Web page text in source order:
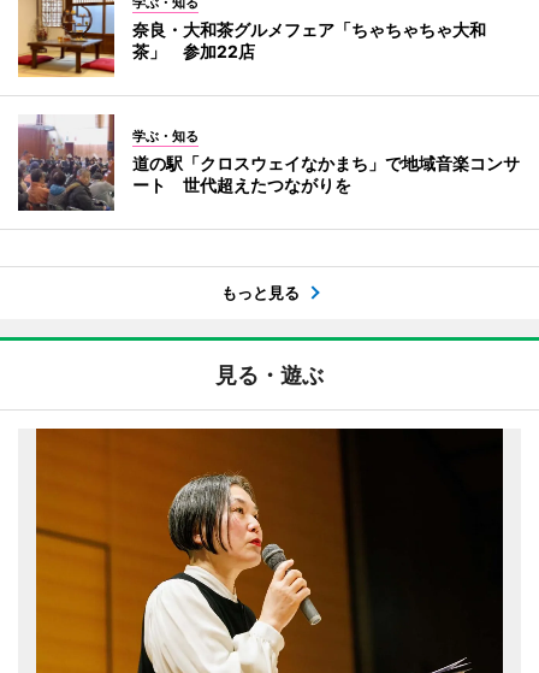
奈良・大和茶グルメフェア「ちゃちゃちゃ大和
茶」 参加22店
学ぶ・知る
道の駅「クロスウェイなかまち」で地域音楽コンサ
ート 世代超えたつながりを
もっと見る
見る・遊ぶ